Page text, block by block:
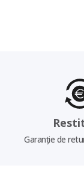
Garanție de